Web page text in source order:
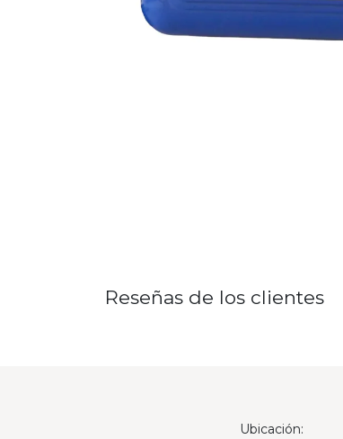
Reseñas de los clientes
Ubicación: